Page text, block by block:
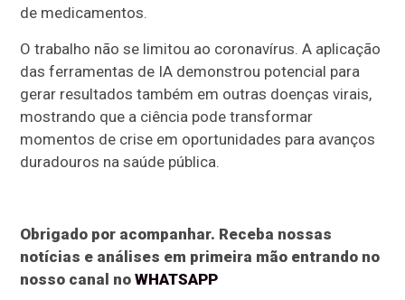
de medicamentos.
O trabalho não se limitou ao coronavírus. A aplicação
das ferramentas de IA demonstrou potencial para
gerar resultados também em outras doenças virais,
mostrando que a ciência pode transformar
momentos de crise em oportunidades para avanços
duradouros na saúde pública.
Obrigado por acompanhar. Receba nossas
notícias e análises em primeira mão entrando no
nosso canal noWHATSAPP